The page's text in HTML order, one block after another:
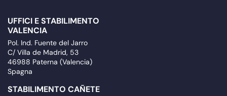
UFFICI E STABILIMENTO
VALENCIA
Pol. Ind. Fuente del Jarro
C/ Villa de Madrid, 53
46988 Paterna (Valencia)
Spagna
STABILIMENTO CAÑETE